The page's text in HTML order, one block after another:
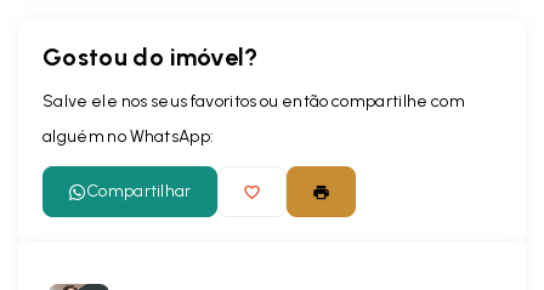
Gostou do imóvel?
Salve ele nos seus favoritos ou então compartilhe com
alguém no WhatsApp:
Compartilhar